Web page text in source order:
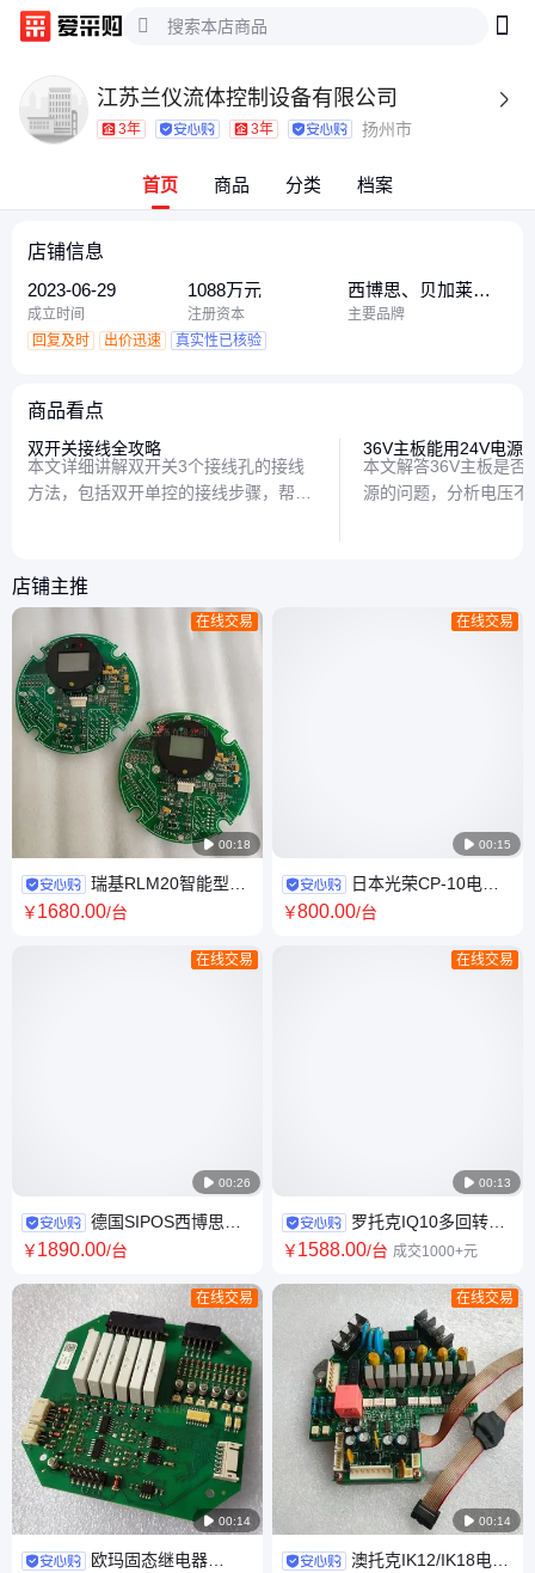
江苏兰仪流体控制设备有限公司 
3年 3年 扬州市
首页 商品 分类 档案
店铺信息
2023-06-29
成立时间
1088万元
注册资本
西博思、贝加莱、
罗托克
主要品牌
回复及时
出价迅速 真实性已核验
商品看点
双开关接线全攻略
本文详细讲解双开关3个接线孔的接线
方法，包括双开单控的接线步骤，帮助
36V主板能用24V电源
本文解答36V主板是否
源的问题，分析电压
店铺主推
 00:18
在线交易
瑞基RLM20智能型阀
门电动执行器电源板主板 IP68
￥1680.00/台
 00:26
在线交易
德国SIPOS西博思
2SY5010-1LB4铸铝IP67常压
￥1890.00/台
 00:14
在线交易
欧玛固态继电器
 00:15
在线交易
日本光荣CP-10电动
执行器UNIC-10 220V铸铝材质
￥800.00/台
 00:13
在线交易
罗托克IQ10多回转智
能电动执行器 IP68防护 白色开
￥1588.00/台 成交1000+元
 00:14
在线交易
澳托克IK12/IK18电动